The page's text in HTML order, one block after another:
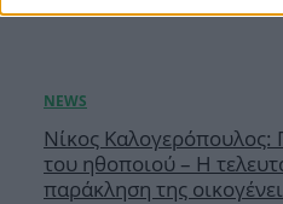
Νίκος Καλογερόπουλος:
του ηθοποιού – Η
παράκληση της